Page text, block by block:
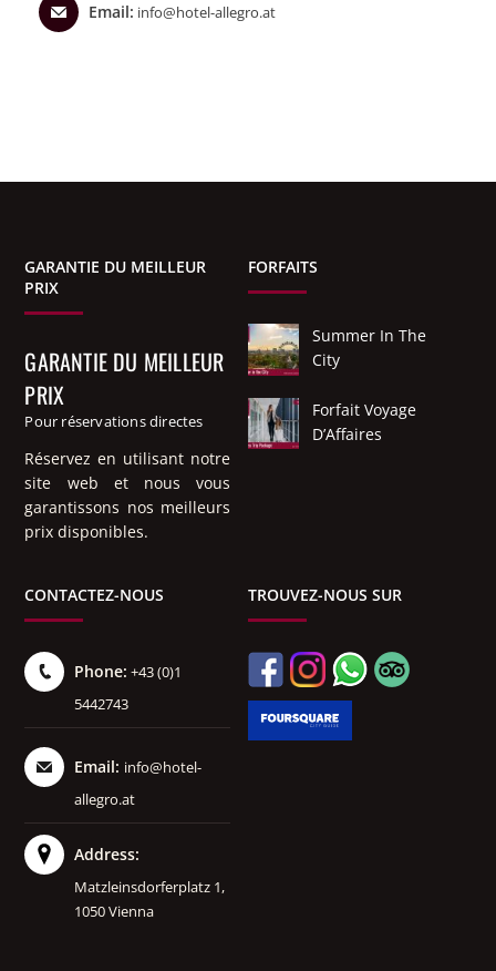
Email: info@hotel-allegro.at
GARANTIE DU MEILLEUR
PRIX
GARANTIE DU MEILLEUR
PRIX
Pour réservations directes
Réservez en utilisant notre
site web et nous vous
garantissons nos meilleurs
prix disponibles.
FORFAITS
Summer In The
City
Forfait Voyage
D’Affaires
CONTACTEZ-NOUS
Phone: +43 (0)1
5442743
Email: info@hotel-
allegro.at
Address:
Matzleinsdorferplatz 1,
1050 Vienna
TROUVEZ-NOUS SUR